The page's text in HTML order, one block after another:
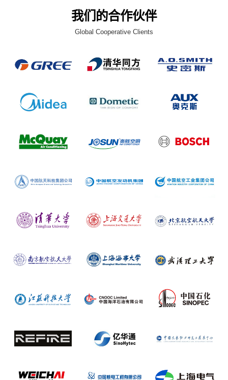
我们的合作伙伴
Global Cooperative Clients